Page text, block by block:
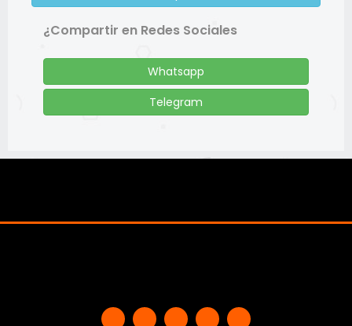
¿Compartir en Redes Sociales
Whatsapp
Telegram